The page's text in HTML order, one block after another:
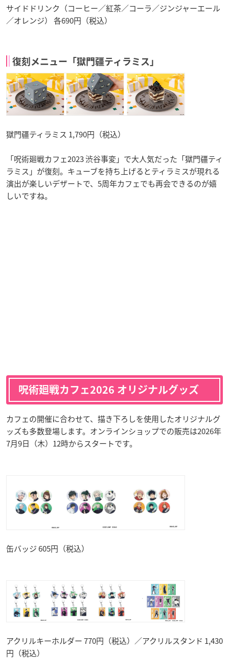
サイドドリンク（コーヒー／紅茶／コーラ／ジンジャーエール
／オレンジ） 各690円（税込）
復刻メニュー「獄門疆ティラミス」
獄門疆ティラミス 1,790円（税込）
「呪術廻戦カフェ2023 渋谷事変」で大人気だった「獄門疆ティ
ラミス」が復刻。キューブを持ち上げるとティラミスが現れる
演出が楽しいデザートで、5周年カフェでも再会できるのが嬉
しいですね。
呪術廻戦カフェ2026 オリジナルグッズ
カフェの開催に合わせて、描き下ろしを使用したオリジナルグ
ッズも多数登場します。オンラインショップでの販売は2026年
7月9日（木）12時からスタートです。
缶バッジ 605円（税込）
アクリルキーホルダー 770円（税込）／アクリルスタンド 1,430
円（税込）